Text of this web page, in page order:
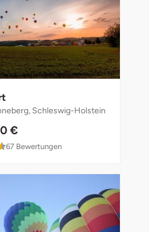
Schleswig-Holstein
€
4.5 von 5
67 Bewertungen